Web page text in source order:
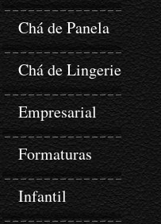
Chá de Panela
Chá de Lingerie
Empresarial
Formaturas
Infantil